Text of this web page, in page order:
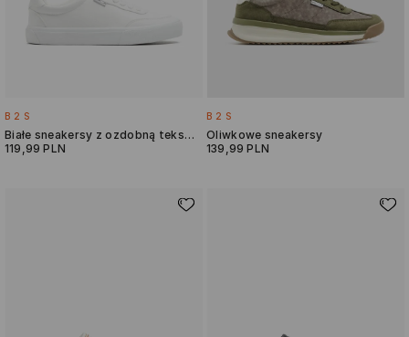
B2S
Białe sneakersy z ozdobną teksturą
119,99 PLN
B2S
Oliwkowe sneakersy
139,99 PLN